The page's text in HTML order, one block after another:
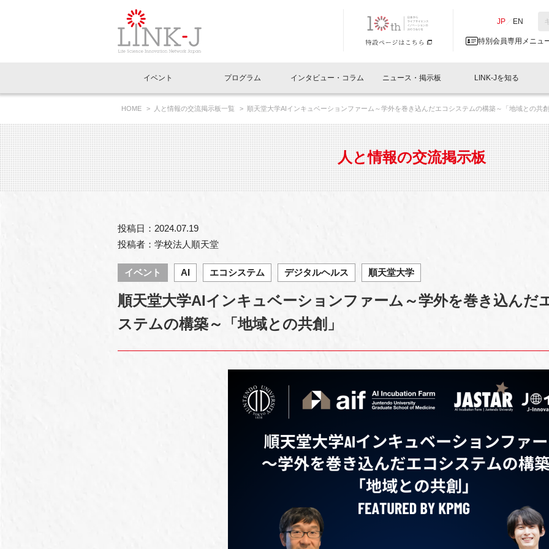
JP EN
特別会員専用メニュ
イベントお知らせメール登録
閉じる
イベント
イベント一覧
LINK-J主催・共催 特別会員開催
LINK-J協賛・協力 出展・参加
イベントレポート一覧
LINK-J主催・共催
LINK-J協賛・協力
プログラム
Out of Box相談室 What's "UNIKORN"？
インタビュー・コラム
インタビュー・コラム一覧
スペシャルインタビュー ベンチャーインタビュー 会報
連載コラム サポーターコラム 日本
ニュース・掲示板
ニュース一覧
トピック プレスリリース
メディア情報 海外関連
協賛・協力
人と情報の交流掲示板一覧
会員プレスリリース
募集
LINK-Jを知る
理事長挨拶 Why in Nihonbashi
国内外連携 サポーター紹介 事業
組織概要 パンフレット GTB
特別会員一覧 特別会員について 入会
専用メニューはこちら
ラウンジ・会議室 オフィス・ラボ 施設
アクセス
HOME 人と情報の交流掲示板一覧 順天堂大学AIインキュベーションファーム～学外を巻き込んだエコシステムの構築～「地域との共
人と情報の交流掲示板
投稿日：2024.07.19
投稿者：学校法人順天堂
イベント AI エコシステム デジタルヘルス 順天堂大学
順天堂大学AIインキュベーションファーム～学外を巻き込んだ
ステムの構築～「地域との共創」